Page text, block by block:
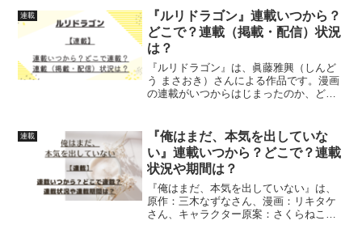
連載
『ルリドラゴン』連載いつから？
どこで？連載（掲載・配信）状況
は？
『ルリドラゴン』は、眞藤雅興（しんど
う まさおき）さんによる作品です。漫画
の連載がいつからはじまったのか、どこ
す
連載
『俺はまだ、本気を出していな
い』連載いつから？どこで？連載
状況や期間は？
『俺はまだ、本気を出していない』は、
原作：三木なずなさん、漫画：リキタケ
さん、キャラクター原案：さくらねこさ